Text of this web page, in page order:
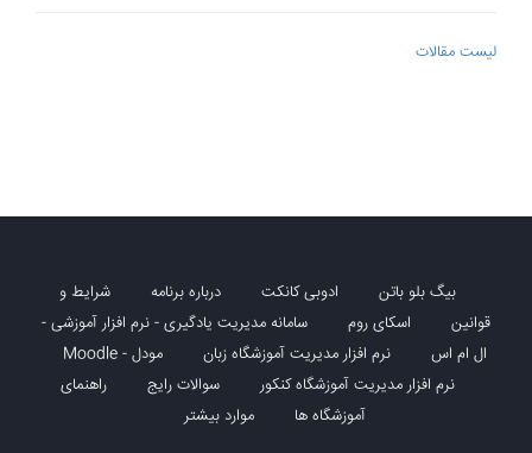
لیست مقالات
بیگ بلو باتن ادوبی کانکت درباره برنامه
شرایط و
قوانین
اسکای روم
سامانه مدیریت یادگیری - نرم افزار آموزشی -
ال ام اس
نرم افزار مدیریت آموزشگاه زبان
مودل - Moodle
نرم افزار مدیریت آموزشگاه کنکور
سوالات رایج
راهنمای
آموزشگاه ها
موارد بیشتر